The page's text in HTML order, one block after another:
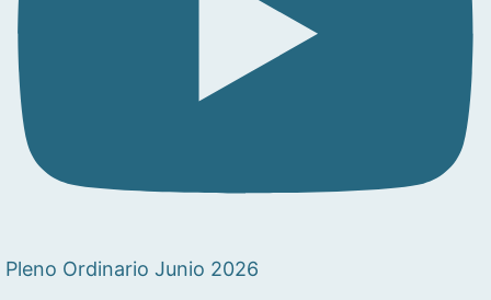
Pleno Ordinario Junio 2026